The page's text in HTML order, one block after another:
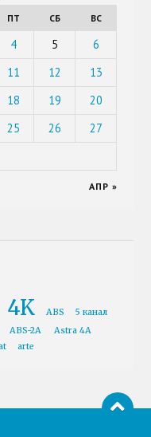
ПТ СБ ВС
4 5
6
11 12
13
18 19
20
25 26
27
АПР »
4K ABS 5 канал
ABS-2A
Astra 4A
arte